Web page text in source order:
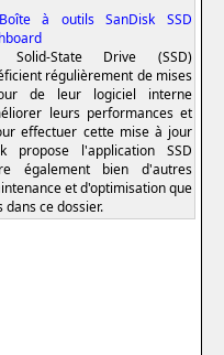
Boîte à outils SanDisk SSD
Solid-State Drive (SSD)
régulièrement de mises
de leur logiciel interne
leurs performances et
effectuer cette mise à jour
propose l'application SSD
également bien d'autres
et d'optimisation que
dans ce dossier.